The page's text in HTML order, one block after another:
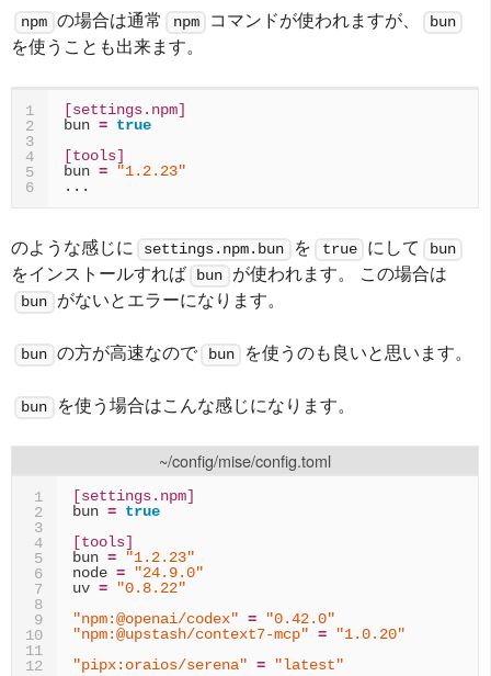
npm の場合は通常 npm コマンドが使われますが、 bun
を使うことも出来ます。
1
2
3
4
5
6
[settings.npm]
bun = true
[tools]
bun =
"1.2.23"
...
のような感じに settings.npm.bun を true にして bun
をインストールすれば bun が使われます。 この場合は
bun がないとエラーになります。
bun の方が高速なので bun を使うのも良いと思います。
bun を使う場合はこんな感じになります。
~/config/mise/config.toml
1
2
3
4
5
6
7
8
9
10
11
12
[settings.npm]
bun = true
[tools]
bun =
"1.2.23"
node =
"24.9.0"
uv =
"0.8.22"
"npm:@openai/codex" =
"0.42.0"
"npm:@upstash/context7-mcp" =
"1.0.20"
"pipx:oraios/serena" = "latest"